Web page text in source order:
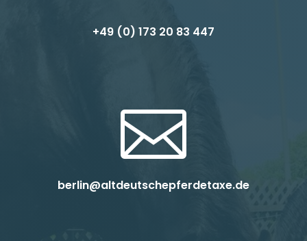
+49 (0) 173 20 83 447

berlin@altdeutschepferdetaxe.de